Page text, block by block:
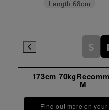
Length 68cm
S
173cm
M
Find out more on your